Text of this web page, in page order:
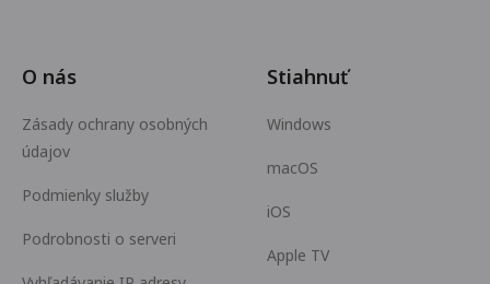
O nás
Zásady ochrany osobných
údajov
Podmienky služby
Podrobnosti o serveri
Stiahnuť
Windows
macOS
iOS
Apple TV